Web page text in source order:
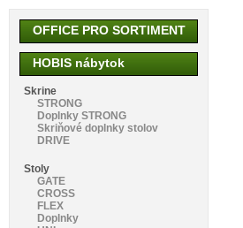
OFFICE PRO SORTIMENT
HOBIS nábytok
Skrine
STRONG
Doplnky STRONG
Skriňové doplnky stolov
DRIVE
Stoly
GATE
CROSS
FLEX
Doplnky